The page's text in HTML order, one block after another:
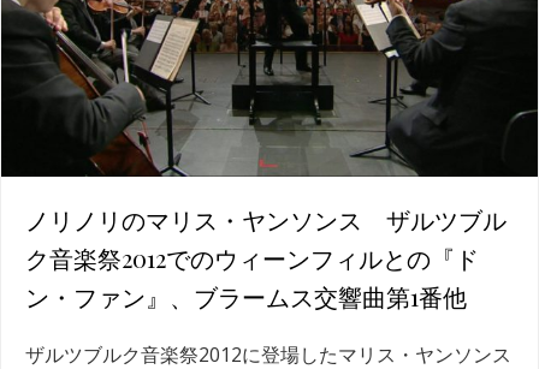
ノリノリのマリス・ヤンソンス ザルツブル
ク音楽祭2012でのウィーンフィルとの『ド
ン・ファン』、ブラームス交響曲第1番他
ザルツブルク音楽祭2012に登場したマリス・ヤンソンス